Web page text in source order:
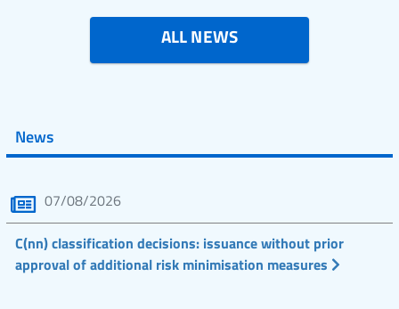
ALL NEWS
News
07/08/2026
C(nn) classification decisions: issuance without prior
approval of additional risk minimisation measures